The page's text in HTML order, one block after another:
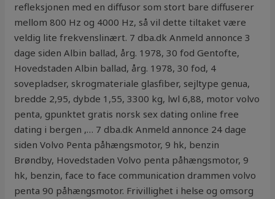
refleksjonen med en diffusor som stort bare diffuserer
mellom 800 Hz og 4000 Hz, så vil dette tiltaket være
veldig lite frekvenslinært. 7 dba.dk Anmeld annonce 3
dage siden Albin ballad, årg. 1978, 30 fod Gentofte,
Hovedstaden Albin ballad, årg. 1978, 30 fod, 4
sovepladser, skrogmateriale glasfiber, sejltype genua,
bredde 2,95, dybde 1,55, 3300 kg, lwl 6,88, motor volvo
penta, gpunktet gratis norsk sex dating online free
dating i bergen ,… 7 dba.dk Anmeld annonce 24 dage
siden Volvo Penta påhængsmotor, 9 hk, benzin
Brøndby, Hovedstaden Volvo penta påhængsmotor, 9
hk, benzin, face to face communication drammen volvo
penta 90 påhængsmotor. Frivillighet i helse og omsorg